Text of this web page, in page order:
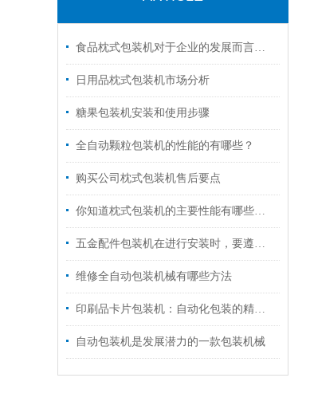
食品枕式包装机对于企业的发展而言是至关重要的
日用品枕式包装机市场分析
糖果包装机安装和使用步骤
全自动颗粒包装机的性能的有哪些？
购买公司枕式包装机售后要点
你知道枕式包装机的主要性能有哪些吗？
五金配件包装机在进行安装时，要遵守的安全措施有哪些？
维修全自动包装机械有哪些方法
印刷品卡片包装机：自动化包装的精密解决方案
自动包装机是发展潜力的一款包装机械